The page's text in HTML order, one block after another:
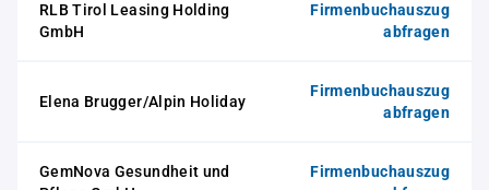
RLB Tirol Leasing Holding
GmbH
Firmenbuchauszug
abfragen
Elena Brugger/Alpin Holiday
Firmenbuchauszug
abfragen
GemNova Gesundheit und
Firmenbuchauszug